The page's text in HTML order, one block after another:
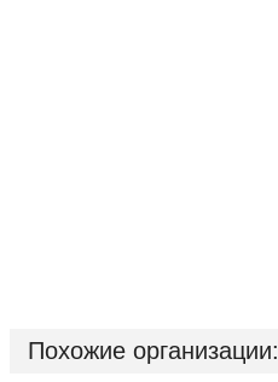
Похожие организации: